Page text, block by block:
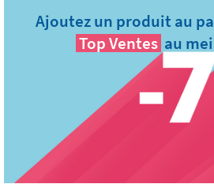
Ajoutez un produit au
Top Ventes au